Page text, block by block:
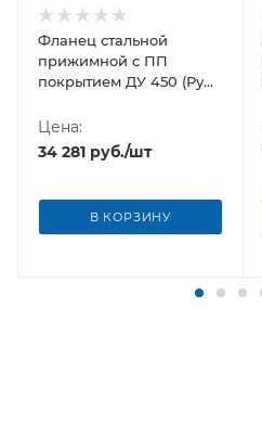
Фланец стальной
прижимной c ПП
покрытием ДУ 450 (Ру
Цена:
34 281 руб./шт
В КОРЗИНУ